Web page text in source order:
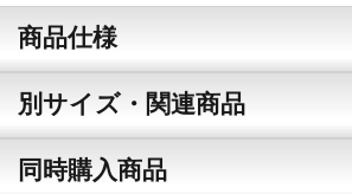
商品仕様
別サイズ・関連商品
同時購入商品